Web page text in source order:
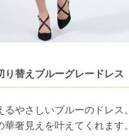
り替えブルーグレードレス
やさしいブルーのドレス。
奢見えを叶えてくれます。